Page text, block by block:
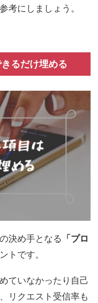
考にしましょう。
るだけ埋める
決め手となる 「プロ
トです。
ていなかったり自己
リクエスト受信率も